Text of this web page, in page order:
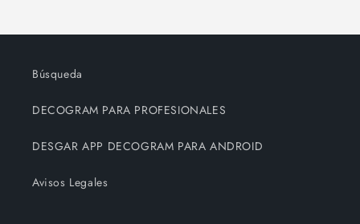
Búsqueda
DECOGRAM PARA PROFESIONALES
DESGAR APP DECOGRAM PARA ANDROID
Avisos Legales